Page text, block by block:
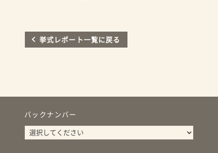
挙式レポート一覧に戻る
バックナンバー